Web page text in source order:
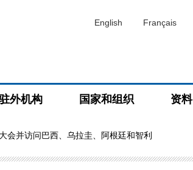
English Français
外机构 国家和组织 资料
会并访问巴西、乌拉圭、阿根廷和智利